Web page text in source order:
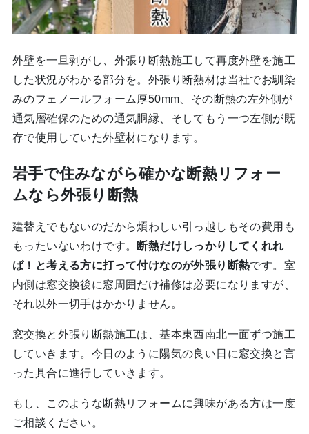
外壁を一旦剥がし、外張り断熱施工して再度外壁を施工
した状況がわかる部分を。外張り断熱材は当社でお馴染
みのフェノールフォーム厚50mm、その断熱の左外側が
通気層確保のための通気胴縁、そしてもう一つ左側が既
存で使用していた外壁材になります。
岩手で住みながら確かな断熱リフォー
ムなら外張り断熱
建替えでもないのだから煩わしい引っ越しもその費用も
もったいないわけです。 断熱だけしっかりしてくれれ
ば！と考える方に打って付けなのが外張り断熱です。室
内側は窓交換後に窓周囲だけ補修は必要になりますが、
それ以外一切手はかかりません。
窓交換と外張り断熱施工は、基本東西南北一面ずつ施工
していきます。今日のように陽気の良い日に窓交換と言
った具合に進行していきます。
もし、このような断熱リフォームに興味がある方は一度
ご相談ください。